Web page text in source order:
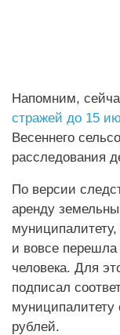
Напомним,
стражей до 15
Весеннего
расследования
По версии
аренду
и вовсе перешла
человека. Для
подписал
муниципалитету
рублей.